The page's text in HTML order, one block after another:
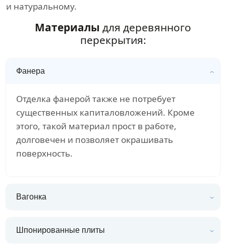
и натуральному.
Материалы для деревянного
перекрытия:
Фанера
Отделка фанерой также не потребует
существенных капиталовложений. Кроме
этого, такой материал прост в работе,
долговечен и позволяет окрашивать
поверхность.
Вагонка
Шпонированные плиты